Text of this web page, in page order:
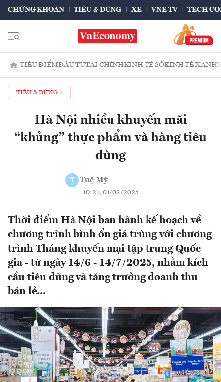
CHỨNG KHOÁN TIÊU & DÙNG XE VNE TV TECH
TIÊU ĐIỂMĐẦU TƯTÀI CHÍNHKINH TẾ SỐKINH TẾ XANH
TIÊU & DÙNG
Hà Nội nhiều khuyến mãi
“khủng” thực phẩm và hàng tiêu
dùng
T Tuệ Mỹ
10:21, 01/07/2025
Thời điểm Hà Nội ban hành kế hoạch về
chương trình bình ổn giá trùng với chương
trình Tháng khuyến mại tập trung Quốc
gia - từ ngày 14/6 - 14/7/2025, nhằm kích
cầu tiêu dùng và tăng trưởng doanh thu
bán lẻ...